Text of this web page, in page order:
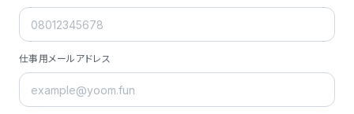
仕事用メールアドレス